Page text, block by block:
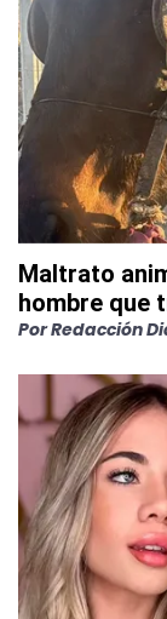
Maltrato
hombre que
PorRedacción